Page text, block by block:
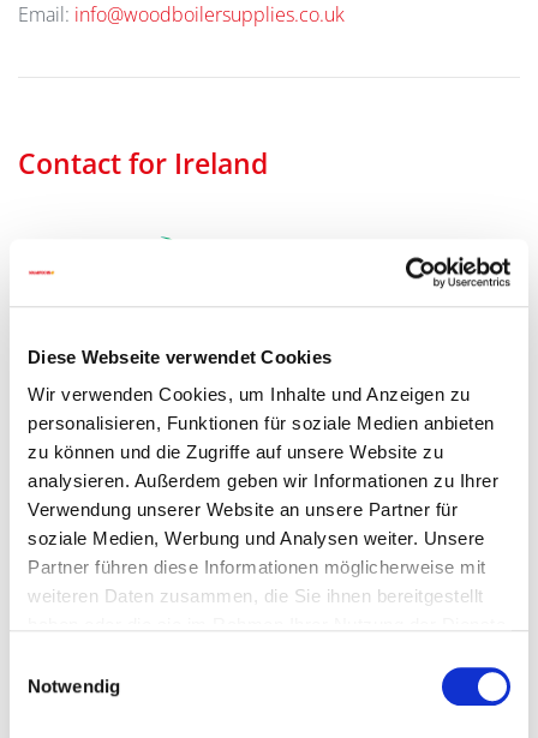
Diese Webseite verwendet Cookies
Wir verwenden Cookies, um Inhalte und Anzeigen zu
personalisieren, Funktionen für soziale Medien anbieten
zu können und die Zugriffe auf unsere Website zu
analysieren. Außerdem geben wir Informationen zu Ihrer
Verwendung unserer Website an unsere Partner für
soziale Medien, Werbung und Analysen weiter. Unsere
Partner führen diese Informationen möglicherweise mit
weiteren Daten zusammen, die Sie ihnen bereitgestellt
Notwendig
Email: info@woodboilersupplies.co.uk
Contact for Ireland
Hybrid Energy Group
Stradone
Co. Cavan
Tel: 049 4355054
Email:info@hybridenergygroup.ie